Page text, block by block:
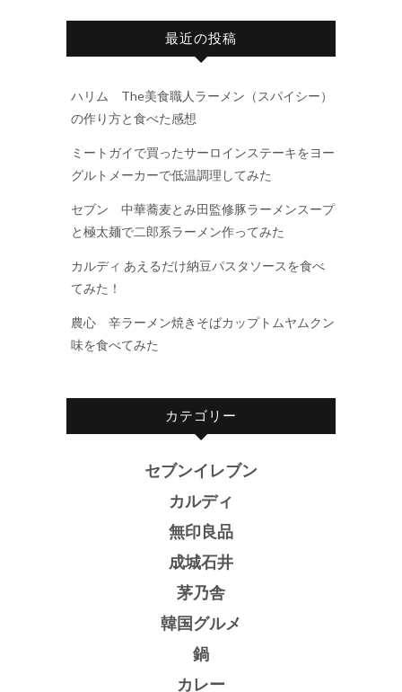
最近の投稿
ハリム The美食職人ラーメン（スパイシー）
の作り方と食べた感想
ミートガイで買ったサーロインステーキをヨー
グルトメーカーで低温調理してみた
セブン 中華蕎麦とみ田監修豚ラーメンスープ
と極太麺で二郎系ラーメン作ってみた
カルディ あえるだけ納豆パスタソースを食べ
てみた！
農心 辛ラーメン焼きそばカップトムヤムクン
味を食べてみた
カテゴリー
セブンイレブン
カルディ
無印良品
成城石井
茅乃舎
韓国グルメ
鍋
カレー